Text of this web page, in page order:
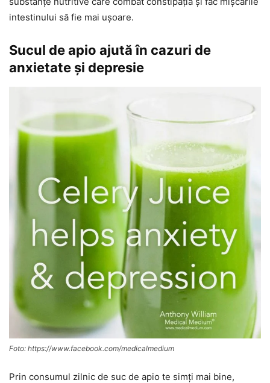
intestinului să fie mai ușoare.
Sucul de apio ajută în cazuri de
anxietate și depresie
Foto: https://www.facebook.com/medicalmedium
Prin consumul zilnic de suc de apio te simți mai bine,